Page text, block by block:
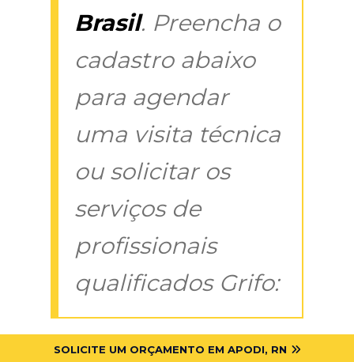
Brasil. Preencha o
cadastro abaixo
para agendar
uma visita técnica
ou solicitar os
serviços de
profissionais
qualificados Grifo:
SOLICITE UM ORÇAMENTO EM APODI, RN